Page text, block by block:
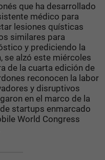
que ha desarrollado
médico para
lesiones quísticas
similares para
y prediciendo la
se alzó este miércoles
de la cuarta edición de
reconocen la labor
y disruptivos
en el marco de la
startups enmarcado
World Congress